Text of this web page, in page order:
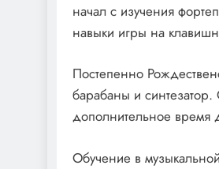
начал с изучения
навыки игры на
Постепенно
барабаны и
дополнительное время
Обучение в